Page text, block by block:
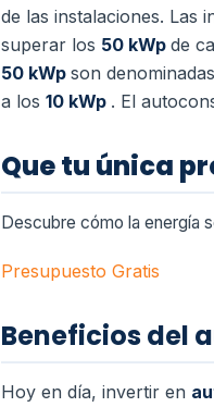
de las instalaciones. Las
superar los 50 kWp de
50 kWp son
a los 10 kWp . El
Que tu única
Descubre cómo la energía
Presupuesto Gratis
Beneficios del
Hoy en día, invertir en